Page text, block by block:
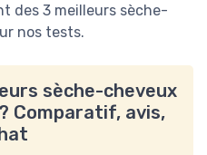
des 3 meilleurs sèche-
nos tests.
sèche-cheveux
Comparatif, avis,